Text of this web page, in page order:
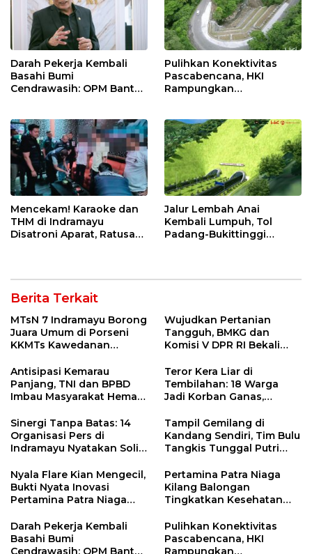
Darah Pekerja Kembali
Basahi Bumi
Cendrawasih: OPM Bantai
Pulihkan Konektivitas
Pascabencana, HKI
Rampungkan
Mencekam! Karaoke dan
THM di Indramayu
Disatroni Aparat, Ratusan
Jalur Lembah Anai
Kembali Lumpuh, Tol
Padang-Bukittinggi
Berita Terkait
MTsN 7 Indramayu Borong
Juara Umum di Porseni
KKMTs Kawedanan
Wujudkan Pertanian
Tangguh, BMKG dan
Komisi V DPR RI Bekali
Sekolah Lapang Iklim
Antisipasi Kemarau
Panjang, TNI dan BPBD
Imbau Masyarakat Hemat
Kebakaran
Teror Kera Liar di
Tembilahan: 18 Warga
Jadi Korban Ganas,
12 Jahitan!
Sinergi Tanpa Batas: 14
Organisasi Pers di
Indramayu Nyatakan Solid
Tampil Gemilang di
Kandang Sendiri, Tim Bulu
Tangkis Tunggal Putri
Juara Porseni KKMTs
Jatibarang 2026
Nyala Flare Kian Mengecil,
Bukti Nyata Inovasi
Pertamina Patra Niaga
Net Zero Emission 2060
Pertamina Patra Niaga
Kilang Balongan
Tingkatkan Kesehatan
Pemeriksaan Kesehatan
Rutin dan Edukasi
Perawatan Gigi
Darah Pekerja Kembali
Basahi Bumi
Cendrawasih: OPM Bantai
Pulihkan Konektivitas
Pascabencana, HKI
Rampungkan